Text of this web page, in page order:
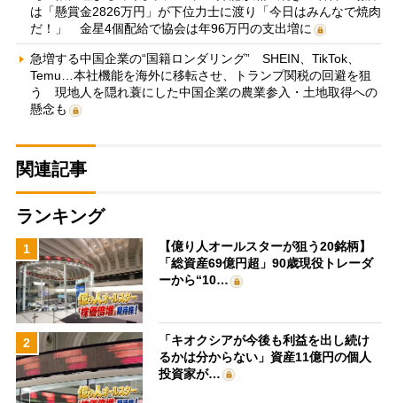
は「懸賞金2826万円」が下位力士に渡り「今日はみんなで焼肉
だ！」 金星4個配給で協会は年96万円の支出増に
急増する中国企業の“国籍ロンダリング” SHEIN、TikTok、
Temu…本社機能を海外に移転させ、トランプ関税の回避を狙
う 現地人を隠れ蓑にした中国企業の農業参入・土地取得への
懸念も
関連記事
ランキング
1
【億り人オールスターが狙う20銘柄】
「総資産69億円超」90歳現役トレーダ
ーから“10…
2
「キオクシアが今後も利益を出し続け
るかは分からない」資産11億円の個人
投資家が…